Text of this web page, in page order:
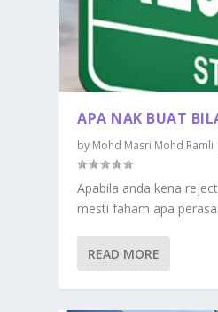
APA NAK BUAT
by Mohd Masri Mohd Ramli
Apabila anda kena
mesti faham apa
READ MORE